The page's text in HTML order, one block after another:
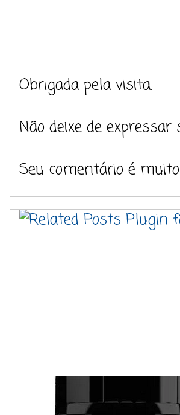
Obrigada pela visita.
Não deixe de expressar
Seu comentário é